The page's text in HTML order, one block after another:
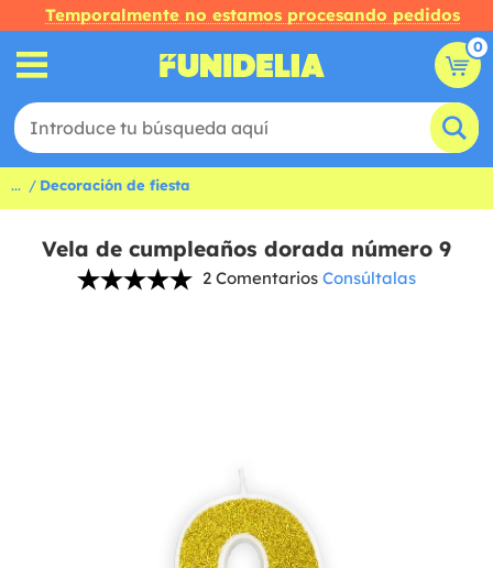
Temporalmente no estamos procesando pedidos
0
... Decoración de fiesta
Vela de cumpleaños dorada número 9
2 Comentarios Consúltalas